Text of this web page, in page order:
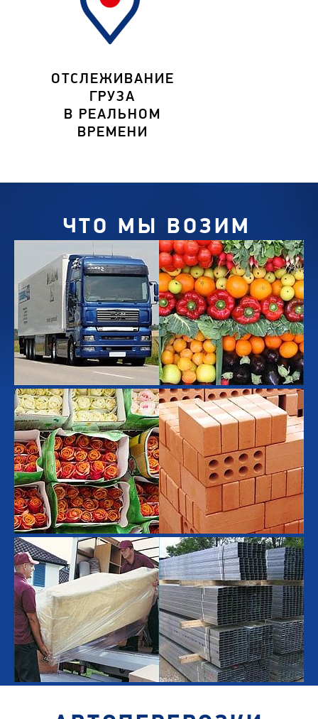
ОТСЛЕЖИВАНИЕ
ГРУЗА
В РЕАЛЬНОМ
ВРЕМЕНИ
ЧТО МЫ ВОЗИМ